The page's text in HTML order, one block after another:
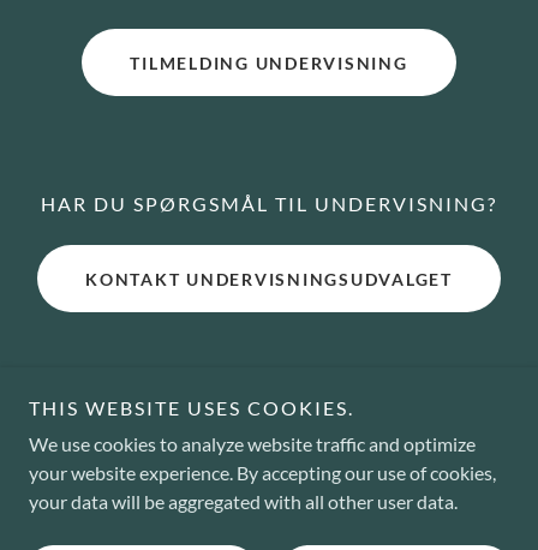
TILMELDING UNDERVISNING
HAR DU SPØRGSMÅL TIL UNDERVISNING?
KONTAKT UNDERVISNINGSUDVALGET
Copyright © 2025 DRLR - Alle rettigheder forbeholdes.
THIS WEBSITE USES COOKIES.
We use cookies to analyze website traffic and optimize
your website experience. By accepting our use of cookies,
your data will be aggregated with all other user data.